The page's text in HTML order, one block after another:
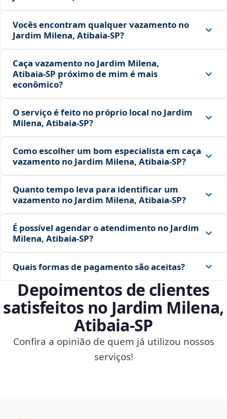
Vocês encontram qualquer vazamento no
Jardim Milena, Atibaia‑SP?
Caça vazamento no Jardim Milena,
Atibaia‑SP próximo de mim é mais
econômico?
O serviço é feito no próprio local no Jardim
Milena, Atibaia‑SP?
Como escolher um bom especialista em caça
vazamento no Jardim Milena, Atibaia‑SP?
Quanto tempo leva para identificar um
vazamento no Jardim Milena, Atibaia‑SP?
É possível agendar o atendimento no Jardim
Milena, Atibaia‑SP?
Quais formas de pagamento são aceitas?
Depoimentos de clientes
satisfeitos no Jardim Milena,
Atibaia‑SP
Confira a opinião de quem já utilizou nossos
serviços!